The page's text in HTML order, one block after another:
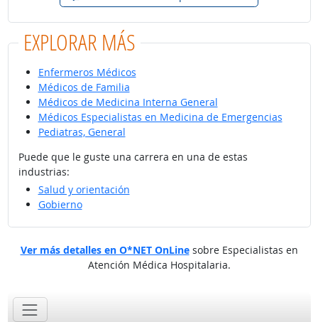
EXPLORAR MÁS
Enfermeros Médicos
Médicos de Familia
Médicos de Medicina Interna General
Médicos Especialistas en Medicina de Emergencias
Pediatras, General
Puede que le guste una carrera en una de estas
industrias:
Salud y orientación
Gobierno
Ver más detalles en O*NET OnLinesobre Especialistas en
Atención Médica Hospitalaria.